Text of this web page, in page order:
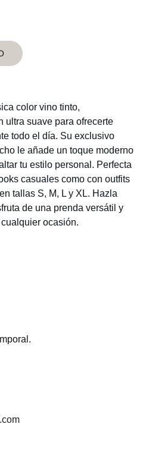
color vino tinto,
ultra suave para ofrecerte
todo el día. Su exclusivo
le añade un toque moderno
tu estilo personal. Perfecta
casuales como con outfits
tallas S, M, L y XL. Hazla
de una prenda versátil y
ocasión.